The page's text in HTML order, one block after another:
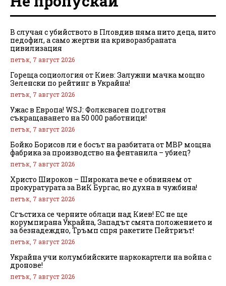
В случая с убийството в Пловдив няма нито деца, нито
педофил, а само жертви на криворазбраната
цивилизация
петък, 7 август 2026
Гореща социология от Киев: Залужни мачка мощно
Зеленски по рейтинг в Украйна!
петък, 7 август 2026
Ужас в Европа! WSJ: Фолксваген подготвя
съкращаването на 50 000 работници!
петък, 7 август 2026
Бойко Борисов ли е босът на разбитата от МВР мощна
фабрика за производство на фентанила – убиец?
петък, 7 август 2026
Христо Широков – Широката вече е обвиняем от
прокуратурата за ВиК Бургас, но духна в чужбина!
петък, 7 август 2026
Сгъстиха се черните облаци над Киев! ЕС не ще
корумпирана Украйна, Западът смята положението и
за безнадеждно, Тръмп спря ракетите Пейтриът!
петък, 7 август 2026
Украйна учи колумбийските наркокартели на война с
дронове!
петък, 7 август 2026